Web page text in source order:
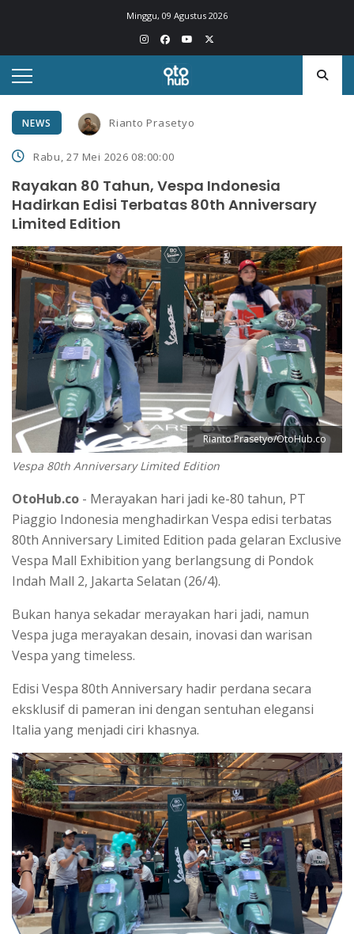
Minggu, 09 Agustus 2026
NEWS Rianto Prasetyo
Rabu, 27 Mei 2026 08:00:00
Rayakan 80 Tahun, Vespa Indonesia
Hadirkan Edisi Terbatas 80th Anniversary
Limited Edition
Rianto Prasetyo/OtoHub.co
Vespa 80th Anniversary Limited Edition
OtoHub.co - Merayakan hari jadi ke-80 tahun, PT
Piaggio Indonesia menghadirkan Vespa edisi terbatas
80th Anniversary Limited Edition pada gelaran Exclusive
Vespa Mall Exhibition yang berlangsung di Pondok
Indah Mall 2, Jakarta Selatan (26/4).
Bukan hanya sekadar merayakan hari jadi, namun
Vespa juga merayakan desain, inovasi dan warisan
Vespa yang timeless.
Edisi Vespa 80th Anniversary hadir perdana secara
eksklusif di pameran ini dengan sentuhan elegansi
Italia yang menjadi ciri khasnya.